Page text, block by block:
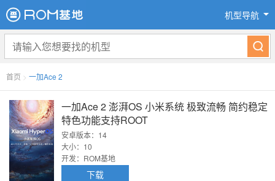
机型导航
首页 > 一加Ace 2
一加Ace 2 澎湃OS 小米系统 极致流畅 简约稳定
特色功能支持ROOT
安卓版本：14
大小：10
开发：ROM基地
下载